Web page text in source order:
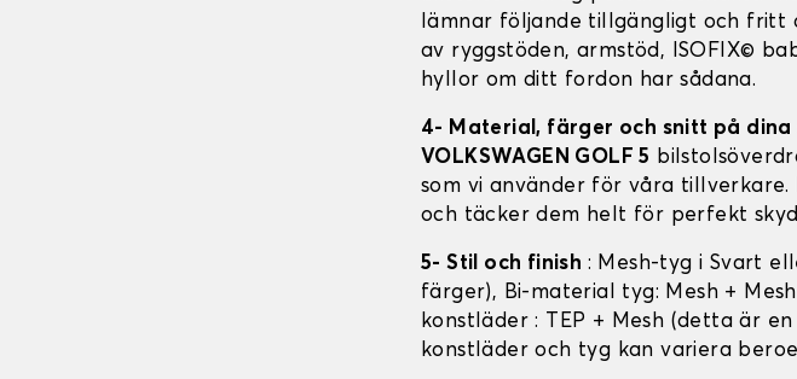
lämnar följande tillgängligt och fritt
av ryggstöden, armstöd, ISOFIX©
hyllor om ditt fordon har sådana.
4- Material, färger och snitt på
VOLKSWAGEN GOLF 5
som vi använder för våra
och täcker dem helt för perfekt
5- Stil och finish : Mesh-tyg i Svart
färger), Bi-material tyg: Mesh +
konstläder : TEP + Mesh (detta är
konstläder och tyg kan variera